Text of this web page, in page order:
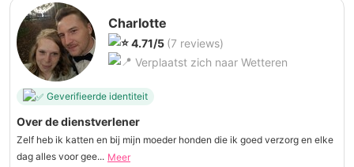
Charlotte
4.71/5 (7 reviews)
Verplaatst zich naar Wetteren
Geverifieerde identiteit
Over de dienstverlener
Zelf heb ik katten en bij mijn moeder honden die ik goed verzorg en elke
dag alles voor gee... Meer